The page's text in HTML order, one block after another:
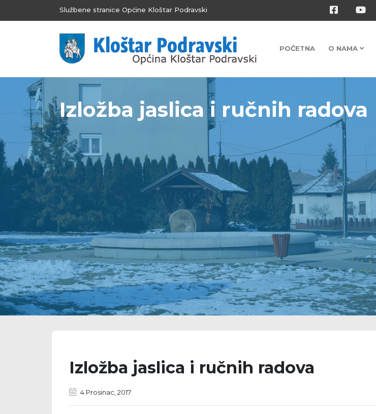
Službene stranice Općine Kloštar Podravski
POČETNA O NAMA
Izložba jaslica i ručnih radova
Izložba jaslica i ručnih radova
4 Prosinac, 2017